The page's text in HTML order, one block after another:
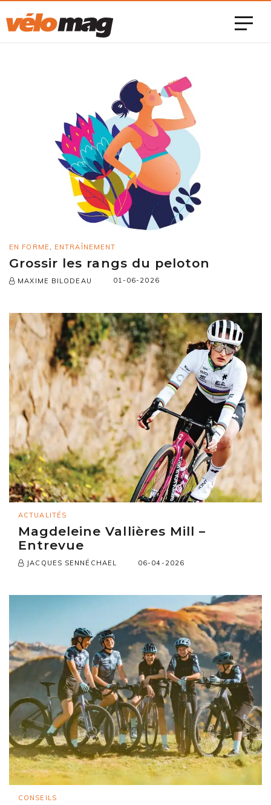
EN FORME ENTRAÎNEMENT
Grossir les rangs du peloton
MAXIME BILODEAU 01-06-2026
ACTUALITÉS
Magdeleine Vallières Mill –
Entrevue
JACQUES SENNÉCHAEL 06-04-2026
CONSEILS